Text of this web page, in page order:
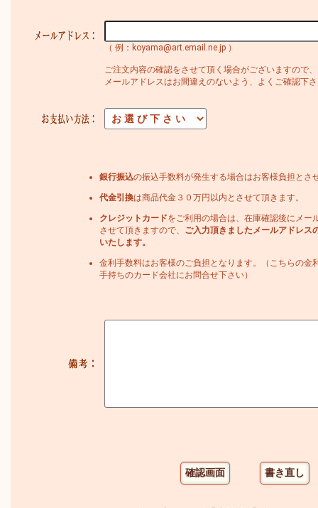
（ 例：koyama@art.email.ne.jp ）
ご注文内容の確認をさせて頂く場合がございますので、
メールアドレスはお間違えのないよう、よくご確認下
銀行振込の振込手数料が発生する場合はお客様負担とさ
代金引換は商品代金３０万円以内とさせて頂きます。
クレジットカードをご利用の場合は、在庫確認後にメー
させて頂きますので、
ご入力頂きましたメールアドレス
いたします。
金利手数料はお客様のご負担となります。（こちらの金
手持ちのカード会社にお問合せ下さい）